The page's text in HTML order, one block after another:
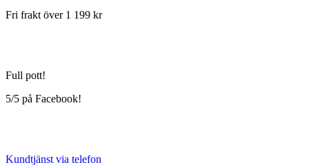
Fri frakt över 1 199 kr
Full pott!
5/5 på Facebook!
Kundtjänst via telefon